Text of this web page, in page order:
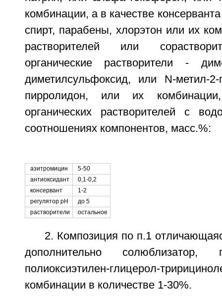
комбинации, а в качестве
спирт, парабены, хлорэтон или их
растворителей или
органические растворители -
диметилсульфоксид, или N-метил-
пирролидон, или их
органических растворителей с
соотношениях компонентов, масс.%:
азитромицин
5-50
антиоксидант
0,1-0,2
консервант
1-2
регулятор рН
до 5
растворители
остальное
2. Композиция по п.1
дополнительно солюблизатор,
полиоксиэтилен-глицерол-
комбинации в количестве 1-30%.